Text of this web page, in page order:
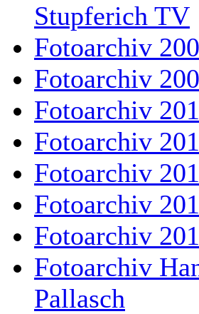
Stupferich TV
Fotoarchiv
Fotoarchiv
Fotoarchiv
Fotoarchiv
Fotoarchiv
Fotoarchiv
Fotoarchiv
Fotoarchiv
Pallasch